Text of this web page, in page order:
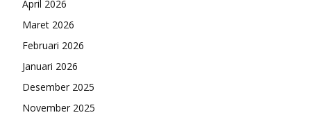
April 2026
Maret 2026
Februari 2026
Januari 2026
Desember 2025
November 2025